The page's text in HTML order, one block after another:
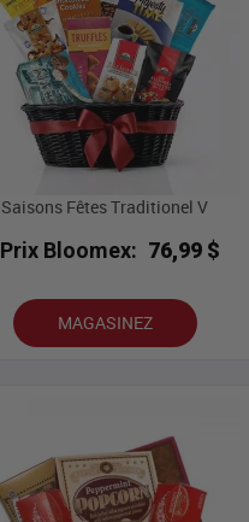
Saisons Fêtes Traditionel V
Prix Bloomex: 76,99 $
MAGASINEZ